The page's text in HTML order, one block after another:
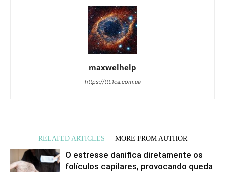
maxwelhelp
https://ttt.1ca.com.ua
RELATED ARTICLES MORE FROM AUTHOR
O estresse danifica diretamente os
folículos capilares, provocando queda